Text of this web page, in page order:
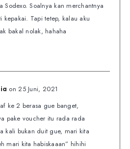
Sodexo. Soalnya kan merchantnya
kepakai. Tapi tetep, kalau aku
bakal nolak, hahaha
on 25 Juni, 2021
ke 2 berasa gue banget,
pake voucher itu rada rada
kali bukan duit gue, mari kita
mari kita habiskaaan” hihihi